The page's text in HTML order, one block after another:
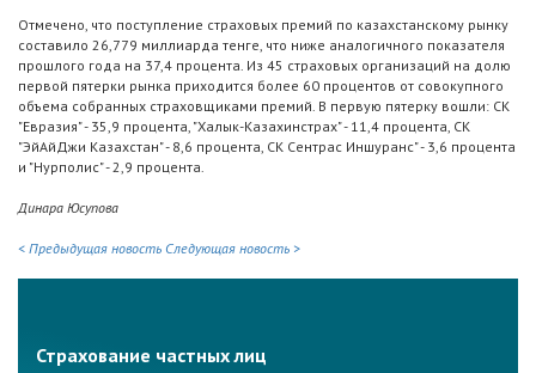
Отмечено, что поступление страховых премий по казахстанскому рынку
составило 26,779 миллиарда тенге, что ниже аналогичного показателя
прошлого года на 37,4 процента. Из 45 страховых организаций на долю
первой пятерки рынка приходится более 60 процентов от совокупного
объема собранных страховщиками премий. В первую пятерку вошли: СК
"Евразия" - 35,9 процента, "Халык-Казахинстрах" - 11,4 процента, СК
"ЭйАйДжи Казахстан" - 8,6 процента, СК Сентрас Иншуранс" - 3,6 процента
и "Нурполис" - 2,9 процента.
Динара Юсупова
< Предыдущая новость Следующая новость >
Страхование частных лиц